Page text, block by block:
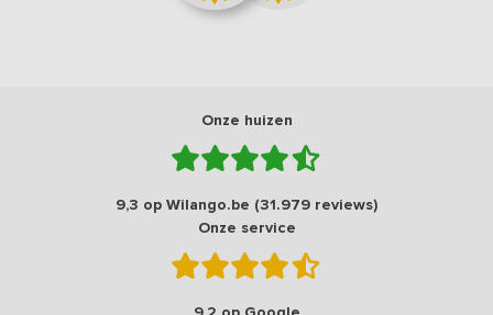
Onze huizen
9,3 op Wilango.be (31.979 reviews)
Onze service